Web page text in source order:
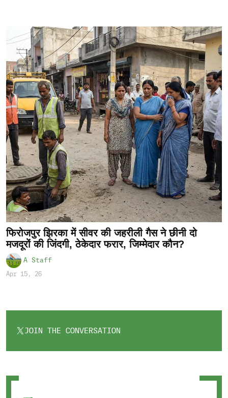
फिरोजपुर झिरका में सीवर की जहरीली गैस ने छीनी दो
मजदूरों की जिंदगी, ठेकेदार फरार, जिम्मेदार कौन?
A Staff
Apr 15, 26
JOIN THE CONVERSATION
OPENS